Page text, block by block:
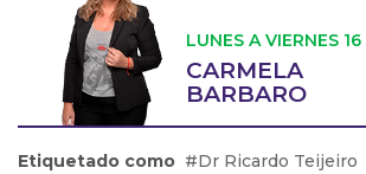
LUNES A VIERNES 16
CARMELA
BARBARO
Etiquetado como Dr Ricardo Teijeiro